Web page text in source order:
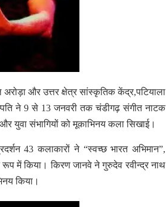
और उत्तर क्षेत्र सांस्कृतिक केंद्र,पटियाला
ने 9 से 13 जनवरी तक चंडीगढ़ संगीत नाटक
युवा संभागियों को मूकाभिनय कला सिखाई।
43 कलाकारों ने “स्वच्छ भारत अभिमान”,
में किया। किरण जानवे ने गुरुदेव रवीन्द्र नाथ
किया।